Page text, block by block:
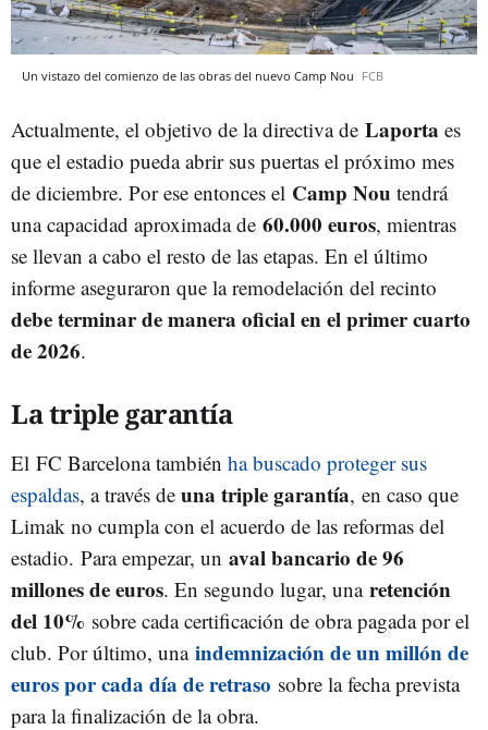
Un vistazo del comienzo de las obras del nuevo Camp Nou FCB
Actualmente, el objetivo de la directiva de Laporta es
que el estadio pueda abrir sus puertas el próximo mes
de diciembre. Por ese entonces el Camp Nou tendrá
una capacidad aproximada de 60.000 euros, mientras
se llevan a cabo el resto de las etapas. En el último
informe aseguraron que la remodelación del recinto
debe terminar de manera oficial en el primer cuarto
de 2026.
La triple garantía
El FC Barcelona también ha buscado proteger sus
espaldas, a través de una triple garantía, en caso que
Limak no cumpla con el acuerdo de las reformas del
estadio. Para empezar, un aval bancario de 96
millones de euros. En segundo lugar, una retención
del 10% sobre cada certificación de obra pagada por el
club. Por último, una indemnización de un millón de
euros por cada día de retraso sobre la fecha prevista
para la finalización de la obra.